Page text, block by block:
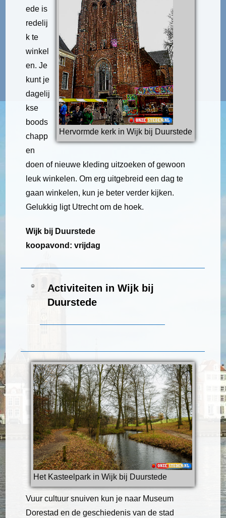
Hervormde kerk in Wijk bij Duurstede
ede is
redelij
k te
winkel
en. Je
kunt je
dagelij
kse
boods
chapp
en
doen of nieuwe kleding uitzoeken of gewoon
leuk winkelen. Om erg uitgebreid een dag te
gaan winkelen, kun je beter verder kijken.
Gelukkig ligt Utrecht om de hoek.
Wijk bij Duurstede
koopavond: vrijdag
Activiteiten in Wijk bij
Duurstede
Het Kasteelpark in Wijk bij Duurstede
Vuur cultuur snuiven kun je naar Museum
Dorestad en de geschiedenis van de stad